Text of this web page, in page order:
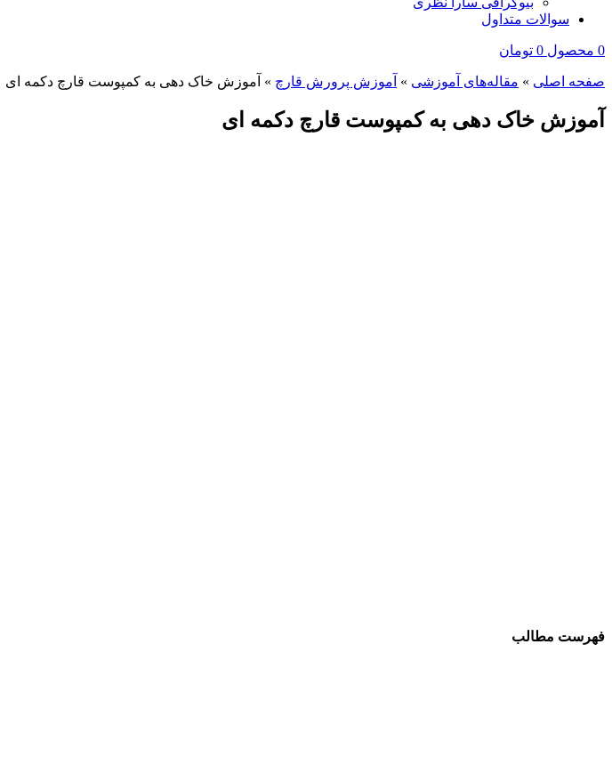
سوالات متداول
0 محصول 0 تومان
صفحه اصلی » مقاله‌های آموزشی » آموزش پرورش قارچ » آموزش خاک دهی به کمپوست قارچ دکمه ای
آموزش خاک دهی به کمپوست قارچ دکمه ای
فهرست مطالب